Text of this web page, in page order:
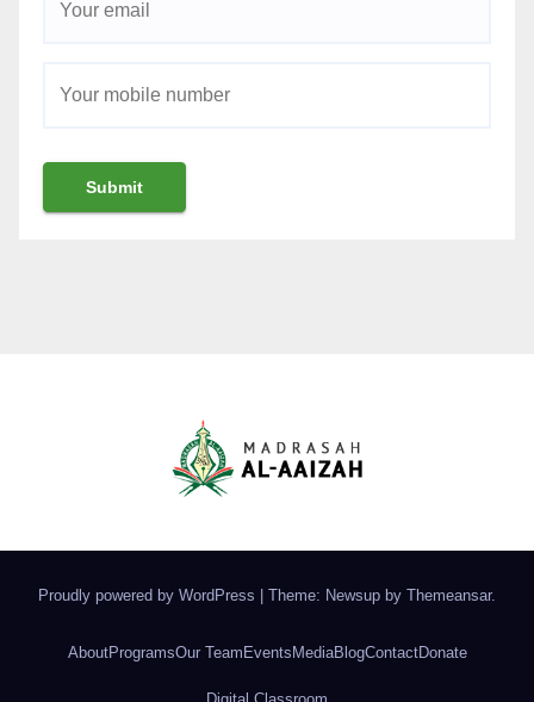
Proudly powered by WordPress Theme: Newsup by Themeansar.
AboutProgramsOur Team Events MediaBlogContactDonate